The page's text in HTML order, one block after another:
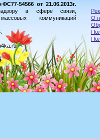
54566 от 21.06.2013г.
в сфере связи,
коммуникаций
О